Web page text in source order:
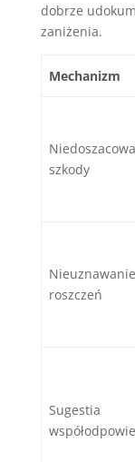
dobrze
zaniżenia.
Mechanizm
szkody
roszczeń
Sugestia